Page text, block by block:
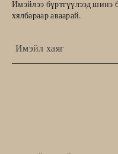
Имэйлээ бүртгүүлээд шинэ
хялбараар аваарай.